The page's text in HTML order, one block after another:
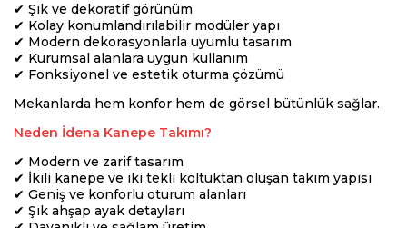
✔ Şık ve dekoratif görünüm
✔ Kolay konumlandırılabilir modüler yapı
✔ Modern dekorasyonlarla uyumlu tasarım
✔ Kurumsal alanlara uygun kullanım
✔ Fonksiyonel ve estetik oturma çözümü
Mekanlarda hem konfor hem de görsel bütünlük sağlar.
Neden İdena Kanepe Takımı?
✔ Modern ve zarif tasarım
✔ İkili kanepe ve iki tekli koltuktan oluşan takım yapısı
✔ Geniş ve konforlu oturum alanları
✔ Şık ahşap ayak detayları